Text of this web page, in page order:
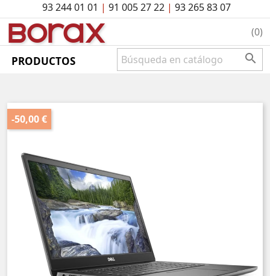
93 244 01 01 | 91 005 27 22| 93 265 83 07
BOrAx (0)
PRODUCTOS 
-50,00 €